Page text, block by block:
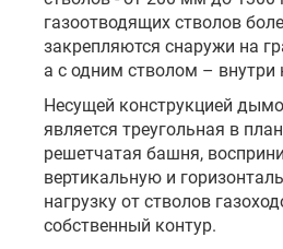
газоотводящих стволов
закрепляются снаружи на
а с одним стволом – внутри
Несущей конструкцией
является треугольная в
решетчатая башня,
вертикальную и
нагрузку от стволов
собственный контур.